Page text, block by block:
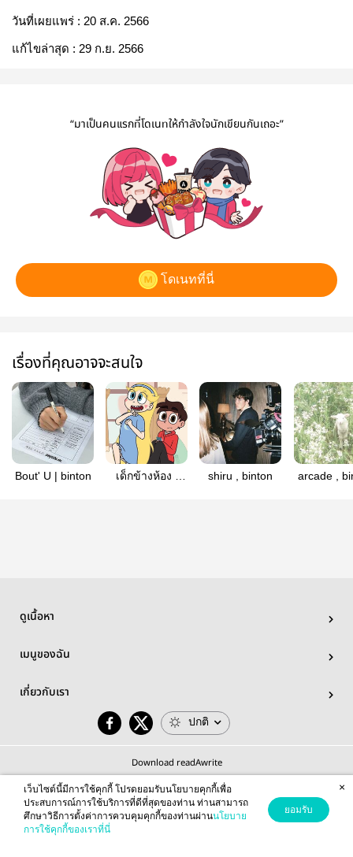
วันที่เผยแพร่ : 20 ส.ค. 2566
แก้ไขล่าสุด : 29 ก.ย. 2566
“มาเป็นคนแรกที่โดเนทให้กำลังใจนักเขียนกันเถอะ”
โดเนทที่นี่
เรื่องที่คุณอาจจะสนใจ
Bout' U | binton
เด็กข้างห้อง |
shiru , binton arcade ,
ดูเนื้อหา
เมนูของฉัน
เกี่ยวกับเรา
ปกติ
Download readAwrite
© 2026 readAwrite.com by MEB Corporation Public Company Limited
This site is protected by reCAPTCHA and the Google
เว็บไซต์นี้มีการใช้คุกกี้ โปรดยอมรับนโยบายคุกกี้เพื่อ
ประสบการณ์การใช้บริการที่ดีที่สุดของท่าน ท่านสามารถ
ศึกษาวิธีการตั้งค่าการควบคุมคุกกี้ของท่านผ่านนโยบาย
การใช้คุกกี้ของเราที่นี่
ยอมรับ
×